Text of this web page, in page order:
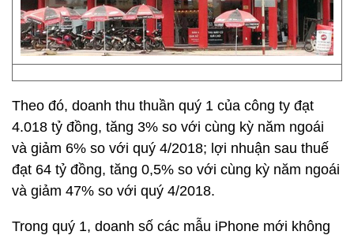
Theo đó, doanh thu thuần quý 1 của công ty đạt
4.018 tỷ đồng, tăng 3% so với cùng kỳ năm ngoái
và giảm 6% so với quý 4/2018; lợi nhuận sau thuế
đạt 64 tỷ đồng, tăng 0,5% so với cùng kỳ năm ngoái
và giảm 47% so với quý 4/2018.
Trong quý 1, doanh số các mẫu iPhone mới không